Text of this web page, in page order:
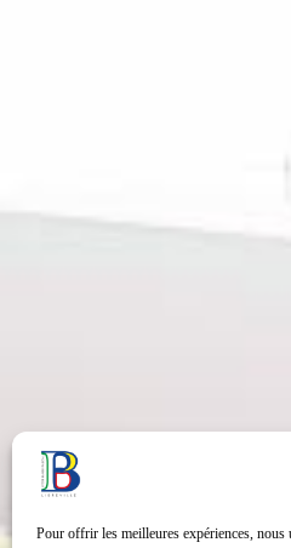
Pour offrir les meilleures expériences,